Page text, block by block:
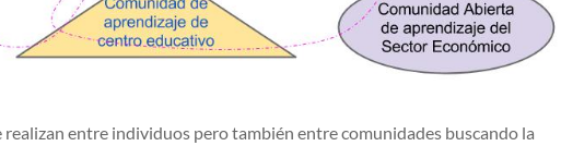
realizan entre individuos pero también entre comunidades buscando la